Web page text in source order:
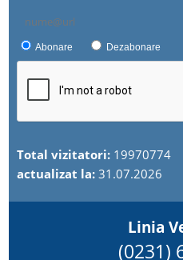
Abonare Dezabonare
Total vizitatori: 19970774
actualizat la:31.07.2026
Linia
(0231)